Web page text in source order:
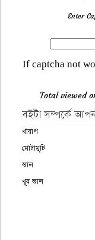
Enter
If captcha not
Total viewed